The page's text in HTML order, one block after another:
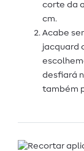
corte da
cm.
Acabe
jacquard
desfiará
também